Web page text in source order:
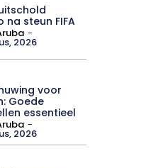
na steun FIFA
-
2026
voor
Goede
essentieel
-
2026